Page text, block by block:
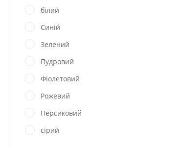
білий
Синій
Зелений
Пудровий
Фіолетовий
Рожевий
Персиковий
сірий